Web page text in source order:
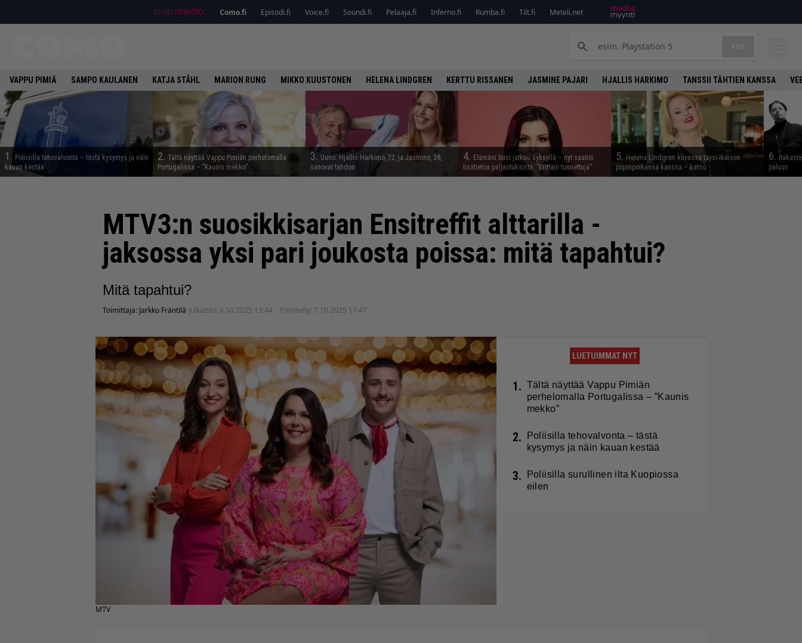
Como.fi Episodi.fi Voice.fi Soundi.fi Pelaaja.fi Inferno.fi Rumba.fi Tilt.fi Meteli.net
VAPPU PIMIÄ SAMPO KAULANEN KATJA STÅHL MARION RUNG MIKKO KUUSTONEN HELENA LINDGREN KERTTU RISSANEN JASMINE PAJARI HJALLIS HARKIMO TANSSII TÄHTIEN KANSSA
1. Poliisilla tehovalvonta – tästä kysymys ja näin
kauan kestää
2. Tältä näyttää Vappu Pimiän perhelomalla
Portugalissa – ”Kaunis mekko”
3. Uuno: Hjallis Harkimo, 72, ja Jasmine, 38,
sanovat tahdon
4. Elämäni biisi jatkuu syksyllä – nyt saatiin
lisätietoa paljastuksista: ”Erittäin tunnettuja”
5. Helena Lindgren kuvassa täysi-ikäisen
pojanpoikansa kanssa – katso
6.
paluun
MTV3:n suosikkisarjan Ensitreffit alttarilla -
jaksossa yksi pari joukosta poissa: mitä tapahtui?
Mitä tapahtui?
Toimittaja: Jarkko Fräntilä Julkaistu: 6.10.2025 13:44 Päivitetty: 7.10.2025 11:47
MTV
LUETUIMMAT NYT
1. Tältä näyttää Vappu Pimiän
perhelomalla Portugalissa – ”Kaunis
mekko”
2.
Poliisilla tehovalvonta – tästä
kysymys ja näin kauan kestää
3.
Poliisilla surullinen ilta Kuopiossa
eilen